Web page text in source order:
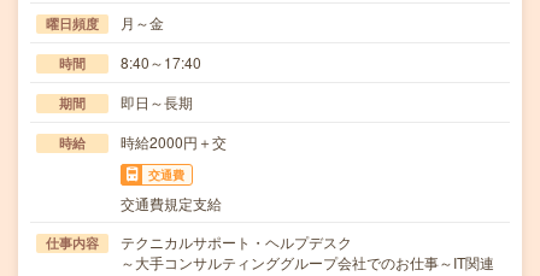
曜日頻度 月～金
時間 8:40～17:40
期間 即日～長期
時給 時給2000円＋交
交通費
交通費規定支給
仕事内容
テクニカルサポート・ヘルプデスク
～大手コンサルティンググループ会社でのお仕事～IT関連